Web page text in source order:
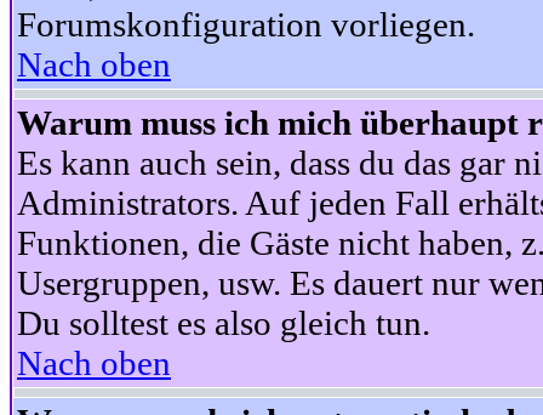
Forumskonfiguration vorliegen.
Nach oben
Warum muss ich mich überhaupt
Es kann auch sein, dass du das gar
Administrators. Auf jeden Fall
Funktionen, die Gäste nicht haben,
Usergruppen, usw. Es dauert nur
Du solltest es also gleich tun.
Nach oben